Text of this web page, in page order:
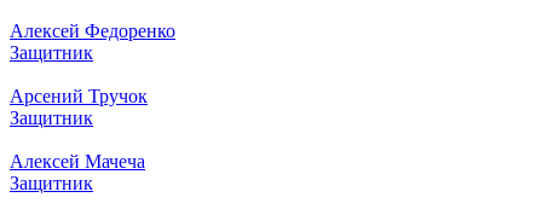
Алексей Федоренко
Защитник
Арсений Тручок
Защитник
Алексей Мачеча
Защитник